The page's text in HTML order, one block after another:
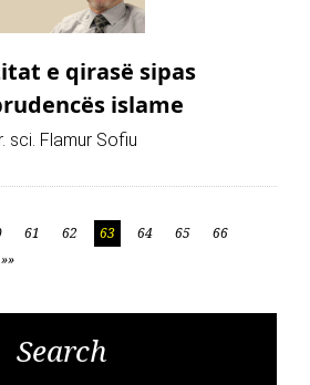
e qirasë sipas
islame
sci. Flamur Sofiu
61 62 63 64 65
66
Search